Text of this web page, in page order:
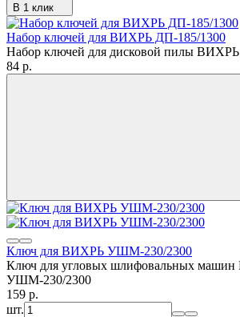
В 1 клик
Набор ключей для ВИХРЬ ДП-185/1300
Набор ключей для дисковой пилы
84 p.
Ключ для ВИХРЬ УШМ-230/2300
Ключ для угловых шлифовальных
УШМ-230/2300
159 p.
шт.